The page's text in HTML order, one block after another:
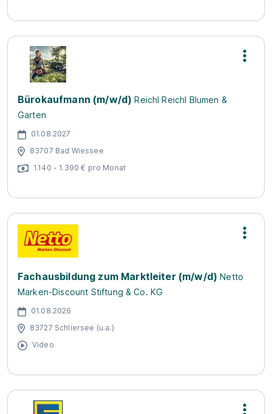
Bürokaufmann (m/w/d) Reichl Reichl Blumen &
Garten
01.08.2027
83707 Bad Wiessee
1.140 - 1.390 € pro Monat
Fachausbildung zum Marktleiter (m/w/d) Netto
Marken-Discount Stiftung & Co. KG
01.08.2026
83727 Schliersee (u.a.)
Video